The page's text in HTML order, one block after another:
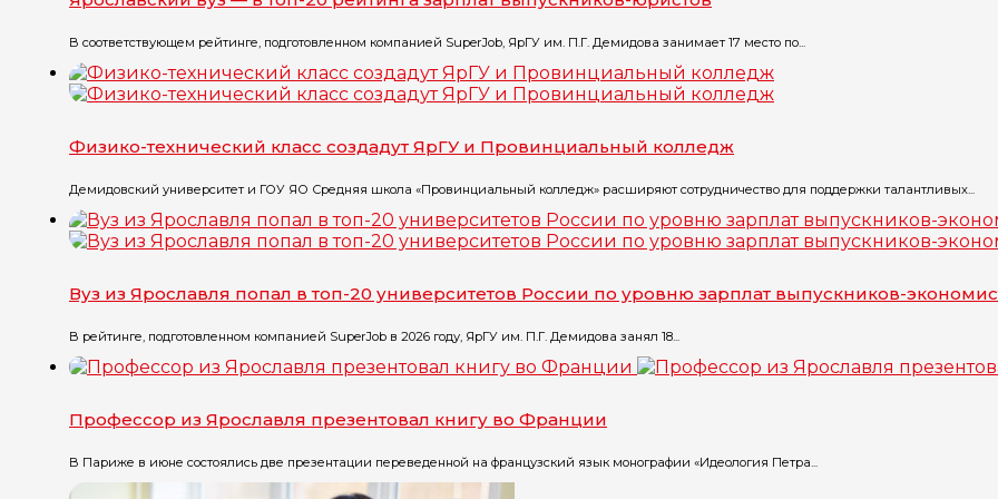
В соответствующем рейтинге, подготовленном компанией SuperJob, ЯрГУ им. П.Г. Демидова занимает 17 место по...
Физико-технический класс создадут ЯрГУ и Провинциальный колледж
Демидовский университет и ГОУ ЯО Средняя школа «Провинциальный колледж» расширяют сотрудничество для поддержки талантливых...
Вуз из Ярославля попал в топ-20 университетов России по уровню зарплат выпускников-
В рейтинге, подготовленном компанией SuperJob в 2026 году, ЯрГУ им. П.Г. Демидова занял 18...
Профессор из Ярославля презентовал книгу во Франции
В Париже в июне состоялись две презентации переведенной на французский язык монографии «Идеология Петра...